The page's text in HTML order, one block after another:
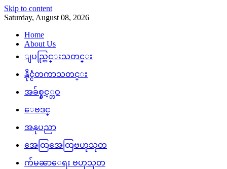
Skip to content
Saturday, August 08, 2026
Home
About Us
ျပည္တြင္းသတင္း
နိုင္ငံတကာသတင္း
အခ်စ္နွင့္ဘဝ
ေဗဒင္
အနုပညာ
အေထြအေထြဗဟုသုတ
က်မၼာေရး ဗဟုသုတ